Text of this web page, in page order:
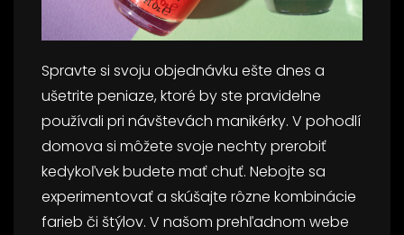
Spravte si svoju objednávku ešte dnes a
ušetrite peniaze, ktoré by ste pravidelne
používali pri návštevách manikérky. V pohodlí
domova si môžete svoje nechty prerobiť
kedykoľvek budete mať chuť. Nebojte sa
experimentovať a skúšajte rôzne kombinácie
farieb či štýlov. V našom prehľadnom webe